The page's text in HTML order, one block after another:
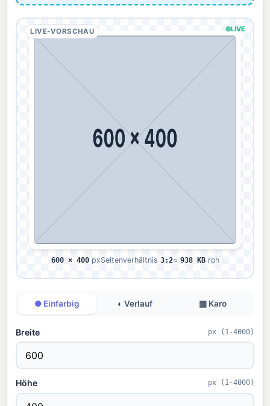
LIVE-VORSCHAU LIVE
600 × 400pxSeitenverhältnis 3:2≈ 938 KBroh
● Einfarbig ◐ Verlauf ▦ Karo
Breite px (1-4000)
Höhe px (1-4000)